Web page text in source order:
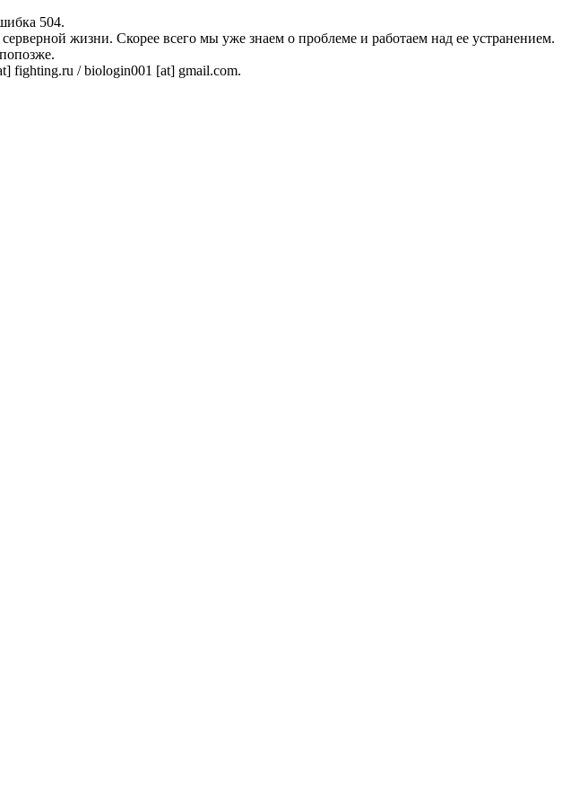
504.
жизни. Скорее всего мы уже знаем о проблеме и работаем над ее устранением.
fighting.ru / biologin001 [at] gmail.com.